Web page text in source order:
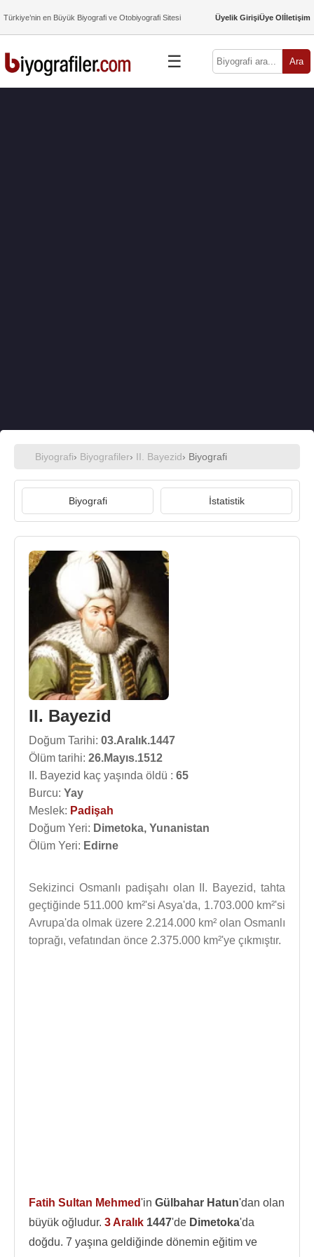
Türkiye’nin en Büyük Biyografi ve Otobiyografi Sitesi Üyelik GirişiÜye Olİletişim
☰ Ara
Biyografi› Biyografiler› II. Bayezid› Biyografi
Biyografi İstatistik
II. Bayezid
Doğum Tarihi: 03.Aralık.1447
Ölüm tarihi: 26.Mayıs.1512
II. Bayezid kaç yaşında öldü : 65
Burcu: Yay
Meslek: Padişah
Doğum Yeri: Dimetoka, Yunanistan
Ölüm Yeri: Edirne
Sekizinci Osmanlı padişahı olan II. Bayezid, tahta
geçtiğinde 511.000 km²'si Asya'da, 1.703.000 km²'si
Avrupa'da olmak üzere 2.214.000 km² olan Osmanlı
toprağı, vefatından önce 2.375.000 km²'ye çıkmıştır.
Fatih Sultan Mehmed'in Gülbahar Hatun'dan olan
büyük oğludur. 3 Aralık 1447'de Dimetoka'da
doğdu. 7 yaşına geldiğinde dönemin eğitim ve